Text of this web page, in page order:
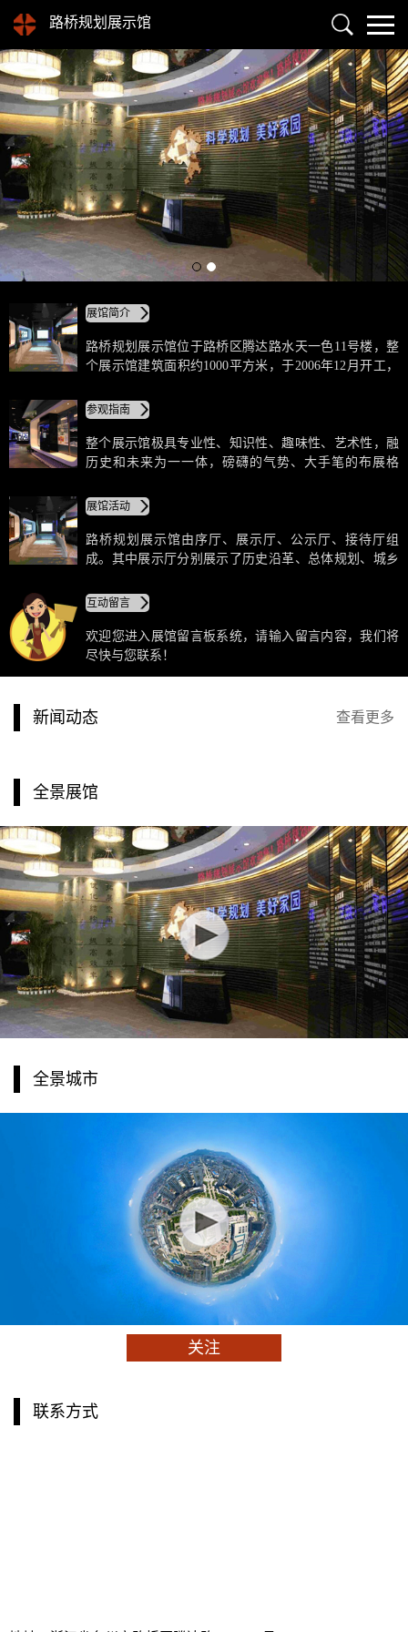
路桥规划展示馆
展馆简介
路桥规划展示馆位于路桥区腾达路水天一色11号楼，整
个展示馆建筑面积约1000平方米，于2006年12月开工，
窗口。
参观指南
整个展示馆极具专业性、知识性、趣味性、艺术性，融
历史和未来为一一体，磅礴的气势、大手笔的布展格
采用高科技手段，120度弧幕影院、映像长街、互动体验
(VR 汽车)，以及采用虚拟实境、幻影成像等技术手段，
生动演绎路桥城市的沧桑巨变。
展馆活动
路桥规划展示馆由序厅、展示厅、公示厅、接待厅组
成。其中展示厅分别展示了历史沿革、总体规划、城乡
划、城市风貌规划、建设成就等内容。
互动留言
欢迎您进入展馆留言板系统，请输入留言内容，我们将
尽快与您联系！
查看更多
新闻动态
全景展馆
全景城市
关注